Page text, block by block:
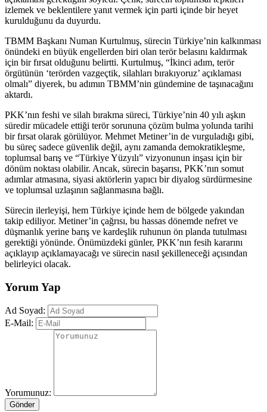
izlemek ve beklentilere yanıt vermek için parti içinde bir heyet
kurulduğunu da duyurdu.
TBMM Başkanı Numan Kurtulmuş, sürecin Türkiye’nin kalkınması
önündeki en büyük engellerden biri olan terör belasını kaldırmak
için bir fırsat olduğunu belirtti. Kurtulmuş, “İkinci adım, terör
örgütünün ‘terörden vazgeçtik, silahları bırakıyoruz’ açıklaması
olmalı” diyerek, bu adımın TBMM’nin gündemine de taşınacağını
aktardı.
PKK’nın feshi ve silah bırakma süreci, Türkiye’nin 40 yılı aşkın
süredir mücadele ettiği terör sorununa çözüm bulma yolunda tarihi
bir fırsat olarak görülüyor. Mehmet Metiner’in de vurguladığı gibi,
bu süreç sadece güvenlik değil, aynı zamanda demokratikleşme,
toplumsal barış ve “Türkiye Yüzyılı” vizyonunun inşası için bir
dönüm noktası olabilir. Ancak, sürecin başarısı, PKK’nın somut
adımlar atmasına, siyasi aktörlerin yapıcı bir diyalog sürdürmesine
ve toplumsal uzlaşının sağlanmasına bağlı.
Sürecin ilerleyişi, hem Türkiye içinde hem de bölgede yakından
takip ediliyor. Metiner’in çağrısı, bu hassas dönemde nefret ve
düşmanlık yerine barış ve kardeşlik ruhunun ön planda tutulması
gerektiği yönünde. Önümüzdeki günler, PKK’nın fesih kararını
açıklayıp açıklamayacağı ve sürecin nasıl şekilleneceği açısından
belirleyici olacak.
Yorum Yap
Ad Soyad:
E-Mail:
Yorumunuz:
Gönder